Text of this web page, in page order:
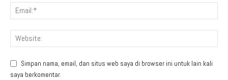
Simpan nama, email, dan situs web saya di browser ini untuk lain kali
saya berkomentar.